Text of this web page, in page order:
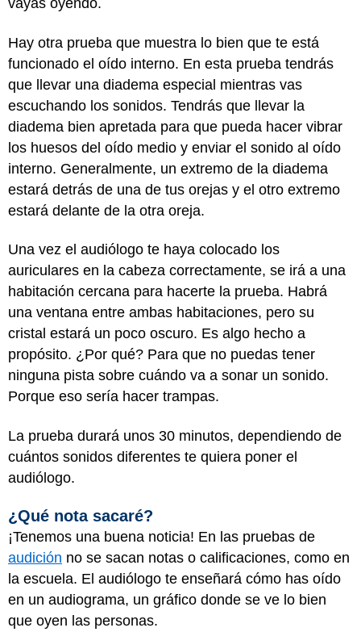
vayas oyendo.
Hay otra prueba que muestra lo bien que te está
funcionado el oído interno. En esta prueba tendrás
que llevar una diadema especial mientras vas
escuchando los sonidos. Tendrás que llevar la
diadema bien apretada para que pueda hacer vibrar
los huesos del oído medio y enviar el sonido al oído
interno. Generalmente, un extremo de la diadema
estará detrás de una de tus orejas y el otro extremo
estará delante de la otra oreja.
Una vez el audiólogo te haya colocado los
auriculares en la cabeza correctamente, se irá a una
habitación cercana para hacerte la prueba. Habrá
una ventana entre ambas habitaciones, pero su
cristal estará un poco oscuro. Es algo hecho a
propósito. ¿Por qué? Para que no puedas tener
ninguna pista sobre cuándo va a sonar un sonido.
Porque eso sería hacer trampas.
La prueba durará unos 30 minutos, dependiendo de
cuántos sonidos diferentes te quiera poner el
audiólogo.
¿Qué nota sacaré?
¡Tenemos una buena noticia! En las pruebas de
audición no se sacan notas o calificaciones, como en
la escuela. El audiólogo te enseñará cómo has oído
en un audiograma, un gráfico donde se ve lo bien
que oyen las personas.